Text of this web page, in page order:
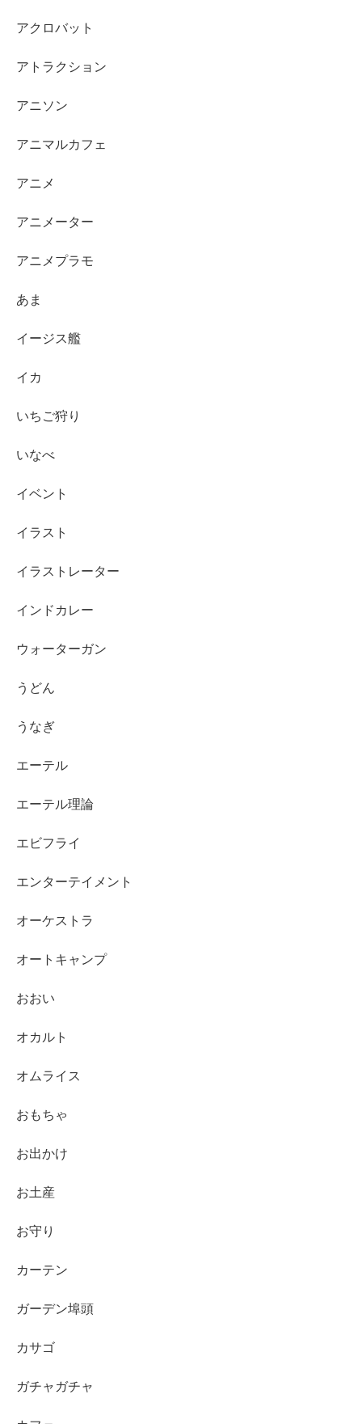
アクロバット
アトラクション
アニソン
アニマルカフェ
アニメ
アニメーター
アニメプラモ
あま
イージス艦
イカ
いちご狩り
いなべ
イベント
イラスト
イラストレーター
インドカレー
ウォーターガン
うどん
うなぎ
エーテル
エーテル理論
エビフライ
エンターテイメント
オーケストラ
オートキャンプ
おおい
オカルト
オムライス
おもちゃ
お出かけ
お土産
お守り
カーテン
ガーデン埠頭
カサゴ
ガチャガチャ